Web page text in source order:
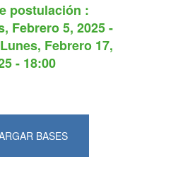
postulación :
Febrero 5, 2025 -
Lunes, Febrero 17,
- 18:00
BASES